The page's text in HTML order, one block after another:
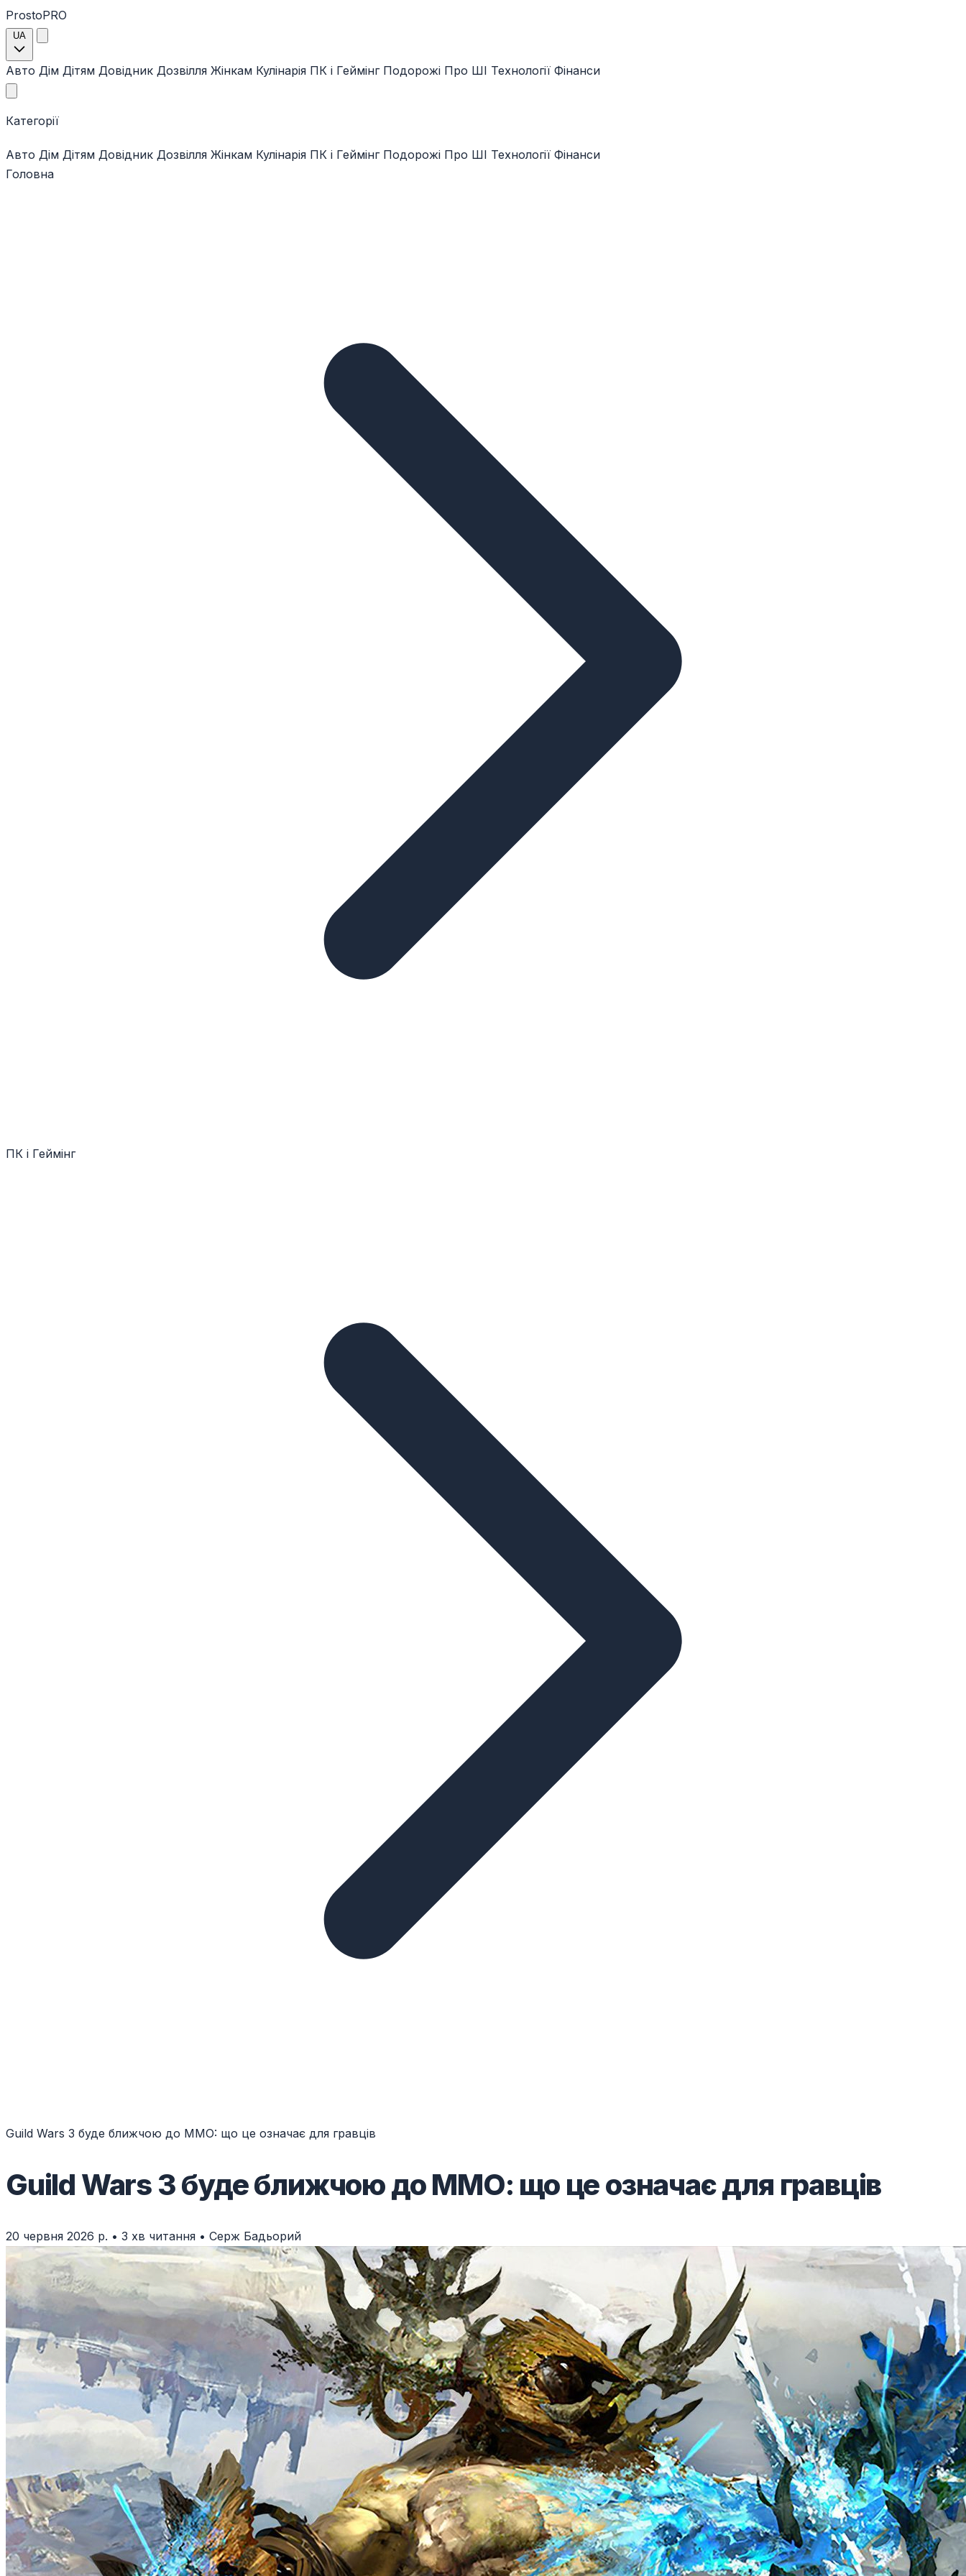
ProstoPRO
UA
Авто Дім Дітям Довідник Дозвілля Жінкам Кулінарія ПК і Геймінг Подорожі Про ШІ Технології Фінанси
Категорії
Авто Дім Дітям Довідник Дозвілля Жінкам Кулінарія ПК і Геймінг Подорожі Про ШІ Технології Фінанси
Головна
ПК і Геймінг
Guild Wars 3 буде ближчою до MMO: що це означає для гравців
Guild Wars 3 буде ближчою до MMO: що це означає для гравців
20 червня 2026 р. • 3 хв читання • Серж Бадьорий